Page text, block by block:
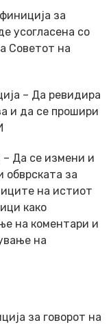
за
усогласена со
Советот на
– Да ревидира
и да се прошири
– Да се измени и
обврската за
на истиот
како
на коментари и
на
за говорот на